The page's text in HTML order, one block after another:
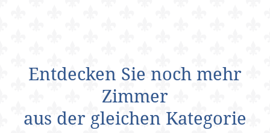
Entdecken Sie noch mehr
Zimmer
aus der gleichen Kategorie